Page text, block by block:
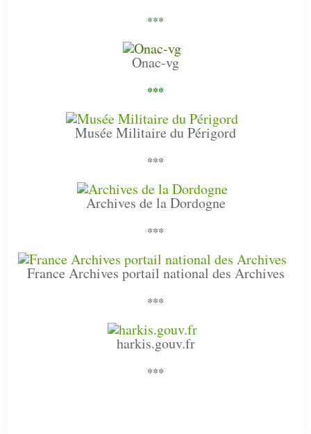
***
Onac-vg
***
Musée Militaire du Périgord
***
Archives de la Dordogne
***
France Archives portail national des Archives
***
harkis.gouv.fr
***